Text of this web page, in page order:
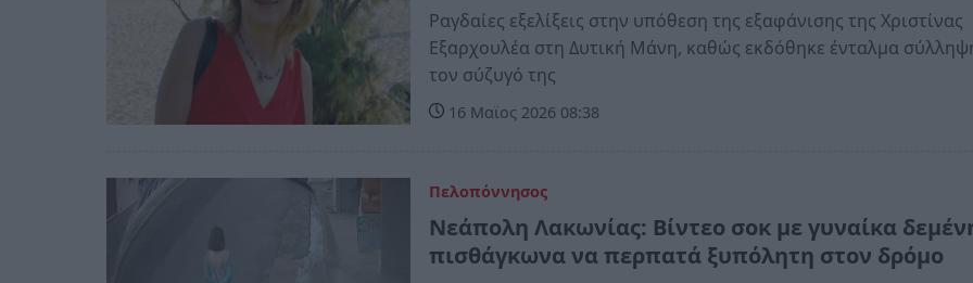
Ραγδαίες εξελίξεις στην υπόθεση της εξαφάνισης της Χριστίνας
Εξαρχουλέα στη Δυτική Μάνη, καθώς εκδόθηκε ένταλμα
τον σύζυγό της
16 Μαϊος 2026 08:38
Πελοπόννησος
Νεάπολη Λακωνίας: Βίντεο σοκ με γυναίκα
πισθάγκωνα να περπατά ξυπόλητη στον δρόμο